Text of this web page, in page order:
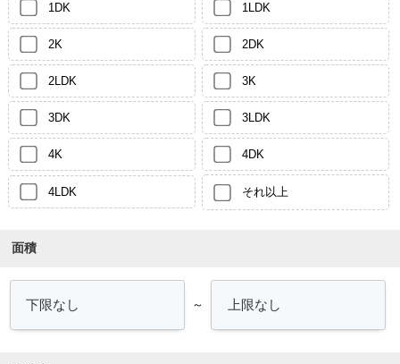
1DK 1LDK
2K 2DK
2LDK 3K
3DK 3LDK
4K 4DK
4LDK それ以上
面積
～